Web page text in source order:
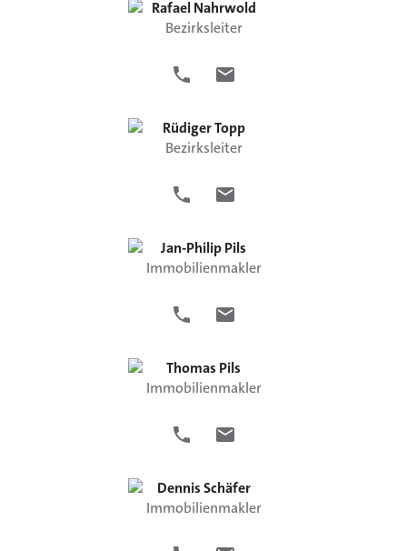
Rafael Nahrwold
Bezirksleiter
RüdigerTopp
Bezirksleiter
Jan-PhilipPils
Immobilienmakler
Thomas Pils
Immobilienmakler
DennisSchäfer
Immobilienmakler